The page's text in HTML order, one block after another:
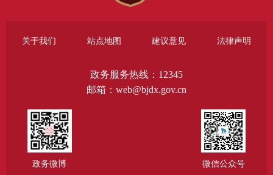
关于我们 站点地图 建议意见 法律声明
政务服务热线：12345
邮箱：web@bjdx.gov.cn
政务微博 微信公众号